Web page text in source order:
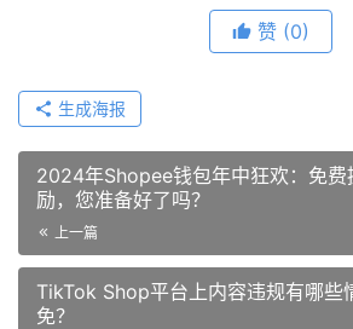
赞 (0)
生成海报
2024年Shopee钱包年中狂欢：免
励，您准备好了吗？
上一篇
TikTok Shop平台上内容违规有哪些
免？